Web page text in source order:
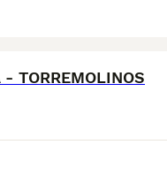
TORREMOLINOS